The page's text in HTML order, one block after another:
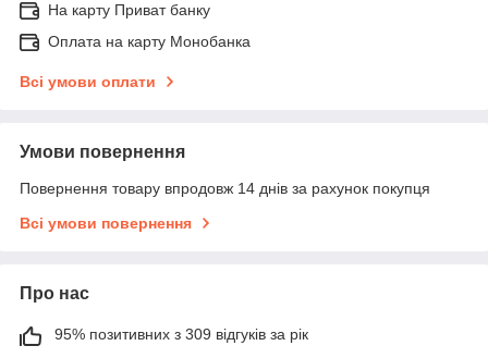
На карту Приват банку
Оплата на карту Монобанка
Всі умови оплати
Умови повернення
Повернення товару впродовж 14 днів за рахунок покупця
Всі умови повернення
Про нас
95% позитивних з 309 відгуків за рік